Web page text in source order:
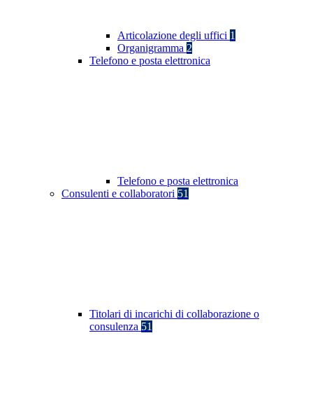
Articolazione degli uffici 1
Organigramma 2
Telefono e posta elettronica
Telefono e posta elettronica
Consulenti e collaboratori 51
Titolari di incarichi di collaborazione o
consulenza 51